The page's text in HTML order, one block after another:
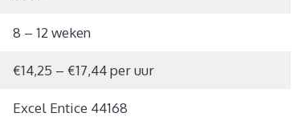
8 – 12 weken
€14,25 – €17,44 per uur
Excel Entice 44168